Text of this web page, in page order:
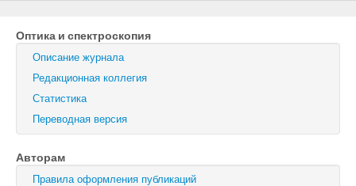
Журнал технической физики
Письма в Журнал технической физики
Физика твердого тела
Физика и техника полупроводников
Оптика и спектроскопия
Оптика и спектроскопия
Описание журнала
Редакционная коллегия
Статистика
Переводная версия
Авторам
Правила оформления публикаций